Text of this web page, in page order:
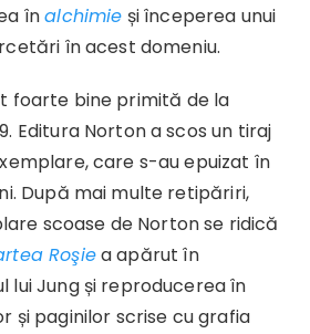
înalchimie și începerea unui
în acest domeniu.
foarte bine primită de la
Editura Norton a scos un tiraj
care s-au epuizat în
După mai multe retipăriri,
scoase de Norton se ridică
Roşiea apărut în
lui Jung și reproducerea în
și paginilor scrise cu grafia